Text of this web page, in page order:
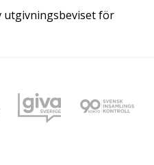
utgivningsbeviset för